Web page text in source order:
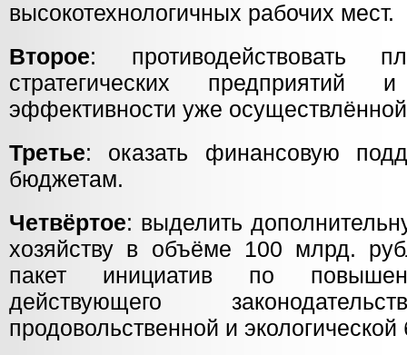
высокотехнологичных рабочих мест.
Второе: противодействовать
стратегических предприятий
эффективности уже
Третье: оказать финансовую
бюджетам.
Четвёртое: выделить
хозяйству в объёме 100 млрд.
пакет инициатив по
действующего
продовольственной и